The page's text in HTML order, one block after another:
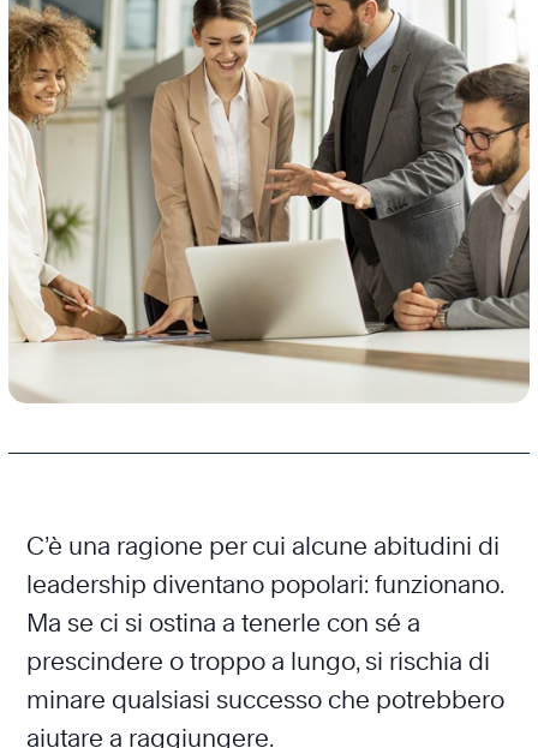
C’è una ragione per cui alcune abitudini di
leadership diventano popolari: funzionano.
Ma se ci si ostina a tenerle con sé a
prescindere o troppo a lungo, si rischia di
minare qualsiasi successo che potrebbero
aiutare a raggiungere.